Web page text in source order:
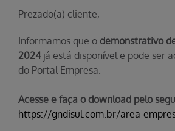
Prezado(a) cliente,
Informamos que o demonstrativo
2024 já está disponível e pode ser
do Portal Empresa.
Acesse e faça o download pelo
https://gndisul.com.br/area-